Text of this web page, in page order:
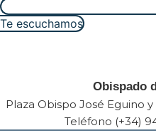
Te escuchamos
Obispado
Plaza Obispo José Eguino
Teléfono (+34)